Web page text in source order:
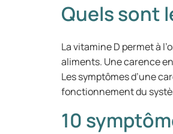
Quels sont
La vitamine D permet à
aliments. Une carence
Les symptômes d’une
fonctionnement du
10